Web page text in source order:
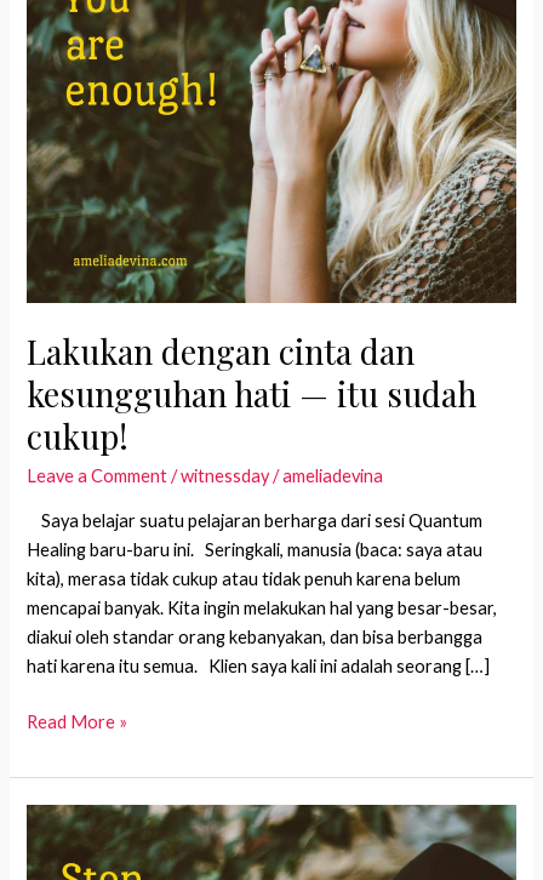
Lakukan dengan cinta dan
kesungguhan hati — itu sudah
cukup!
Leave a Comment /witnessday/ameliadevina
Saya belajar suatu pelajaran berharga dari sesi Quantum
Healing baru-baru ini. Seringkali, manusia (baca: saya atau
kita), merasa tidak cukup atau tidak penuh karena belum
mencapai banyak. Kita ingin melakukan hal yang besar-besar,
diakui oleh standar orang kebanyakan, dan bisa berbangga
hati karena itu semua. Klien saya kali ini adalah seorang […]
Lakukan
cinta
dan
kesungguhan
hati
Read More »